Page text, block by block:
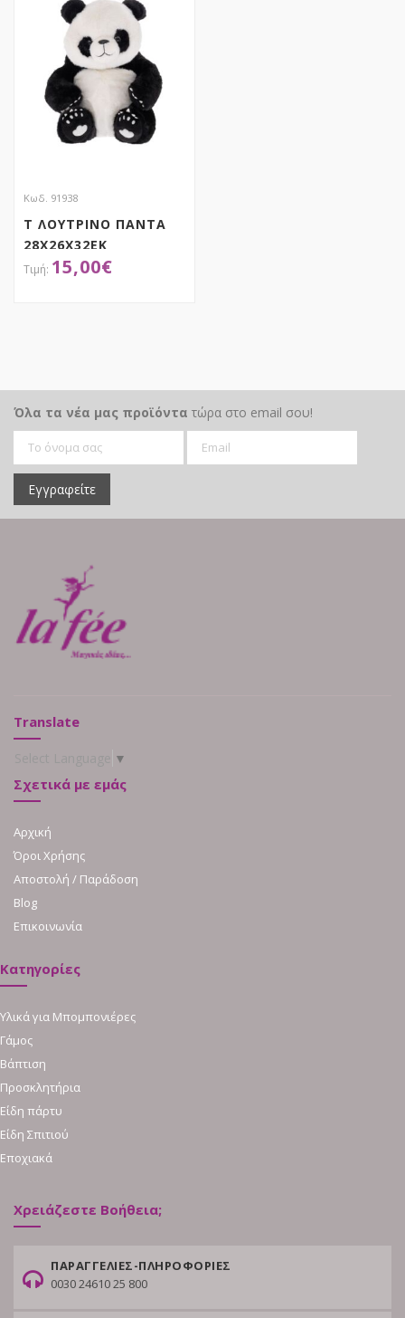
Κωδ. 91938
Τ ΛΟΥΤΡΙΝΟ ΠΑΝΤΑ
28Χ26Χ32ΕΚ
15,00€
Όλα τα νέα μας προϊόντα τώρα στο email σου!
Εγγραφείτε
Translate
▼
Σχετικά με εμάς
Αρχική
Όροι Χρήσης
Αποστολή / Παράδοση
Blog
Επικοινωνία
Κατηγορίες
Υλικά για Μπομπονιέρες
Γάμος
Βάπτιση
Προσκλητήρια
Είδη πάρτυ
Είδη Σπιτιού
Εποχιακά
Χρειάζεστε Βοήθεια;
ΠΑΡΑΓΓΕΛΙΕΣ-ΠΛΗΡΟΦΟΡΙΕΣ
0030 24610 25 800